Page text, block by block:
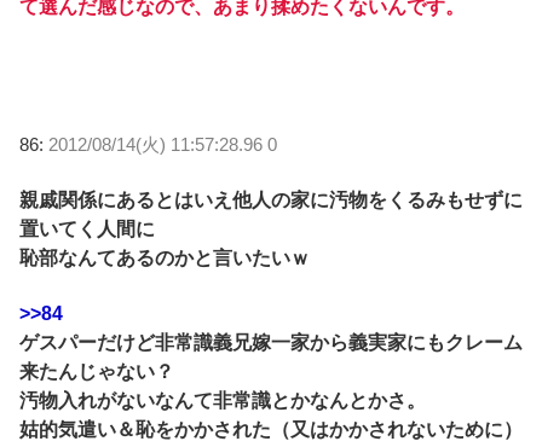
て選んだ感じなので、あまり揉めたくないんです。
86: 2012/08/14(火) 11:57:28.96 0
親戚関係にあるとはいえ他人の家に汚物をくるみもせずに
置いてく人間に
恥部なんてあるのかと言いたいｗ
>>84
ゲスパーだけど非常識義兄嫁一家から義実家にもクレーム
来たんじゃない？
汚物入れがないなんて非常識とかなんとかさ。
姑的気遣い＆恥をかかされた（又はかかされないために）